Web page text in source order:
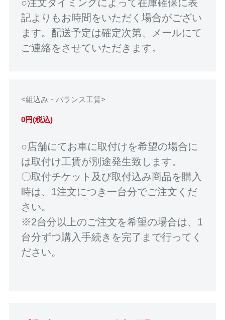
○注文タイミングによって在庫確保に表
記よりもお時間をいただく場合がござい
ます。配送予定は確定次第、メールにて
ご連絡をさせていただきます。
<組込み・バランス工賃>
0円(税込)
○店舗にてお車に取付けを希望の場合に
は取付け工賃が別途発生致します。
〇取付チケット及び取付込み商品を購入
時は、1注文につき一台分でご注文くだ
さい。
※2台分以上のご注文を希望の場合は、1
台分ずつ購入手続きを完了まで行ってく
ださい。